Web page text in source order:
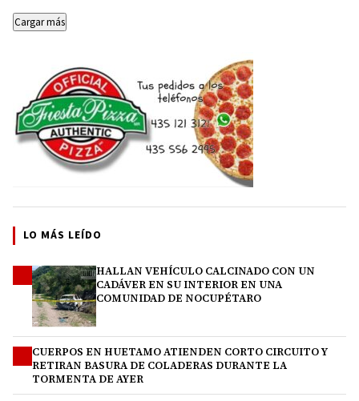
Cargar más
LO MÁS LEÍDO
HALLAN VEHÍCULO CALCINADO CON UN
CADÁVER EN SU INTERIOR EN UNA
COMUNIDAD DE NOCUPÉTARO
CUERPOS EN HUETAMO ATIENDEN CORTO CIRCUITO Y
RETIRAN BASURA DE COLADERAS DURANTE LA
TORMENTA DE AYER